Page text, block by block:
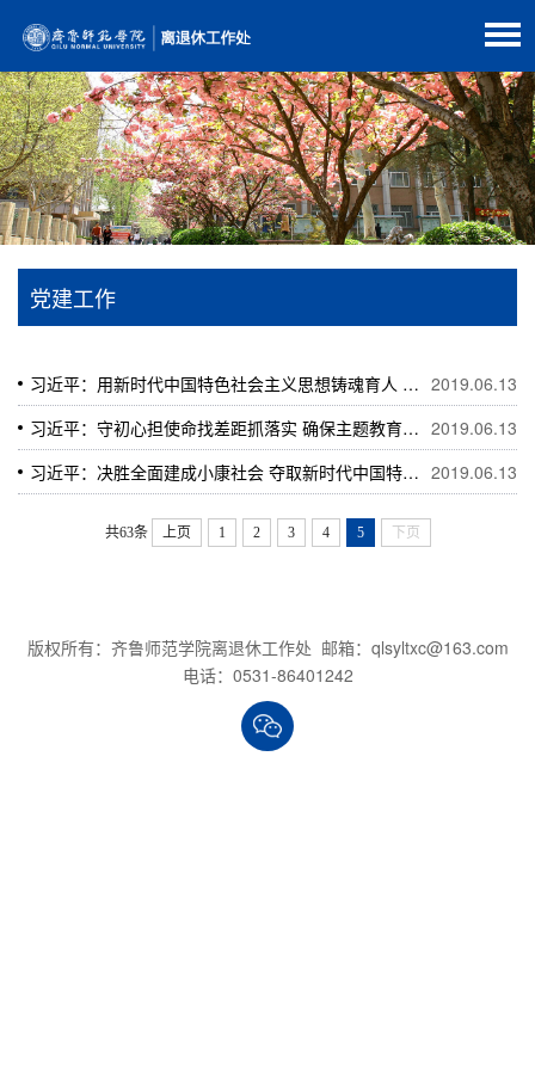
党建工作
2019.06.13
习近平：用新时代中国特色社会主义思想铸魂育人 贯彻党的教育方针落实立德树人根本任务
2019.06.13
习近平：守初心担使命找差距抓落实 确保主题教育取得扎扎实实的成效
2019.06.13
习近平：决胜全面建成小康社会 夺取新时代中国特色社会主义伟大胜利——在中国共产党第十九次全国代表大会上的报告
共63条 上页 1 2 3 4 5 下页
版权所有：齐鲁师范学院离退休工作处 邮箱：qlsyltxc@163.com
电话：0531-86401242